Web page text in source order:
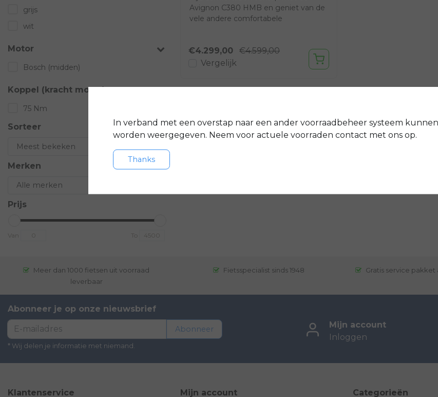
grijs
wit
Motor
Bosch (midden)
Koppel (kracht motor)
75 Nm
Sorteer
Merken
Prijs
Van To
Avignon C380 HMB en geniet van de
vele andere comfortabele
€4.299,00
€4.599,00
Vergelijk
Meer dan 1000 fietsen uit voorraad
leverbaar
Fietsspecialist sinds 1948 Gratis service
Abonneer je op onze nieuwsbrief
Abonneer
* Wij delen je informatie met niemand.
Mijn account
Inloggen
Klantenservice Mijn account Categorieën
In verband met een overstap naar een ander voorraadbeheer systeem
worden weergegeven. Neem voor actuele voorraden contact met ons op.
Thanks